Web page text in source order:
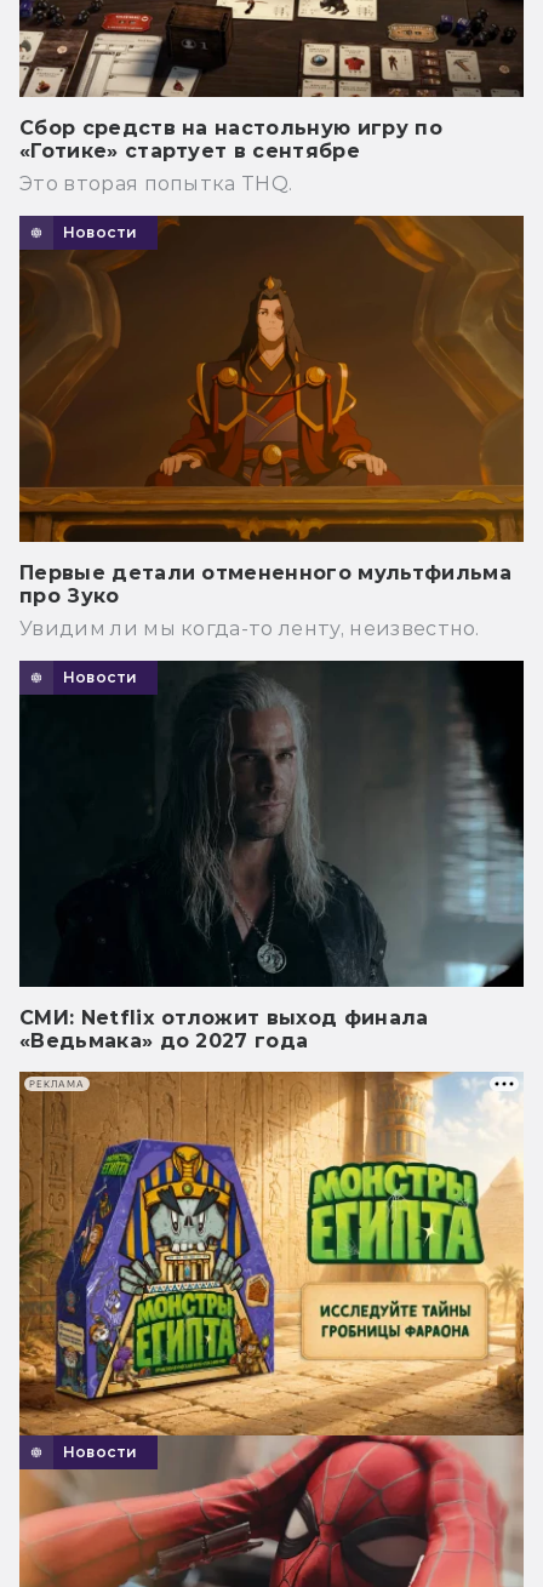
Сбор средств на настольную игру по
«Готике» стартует в сентябре
Это вторая попытка THQ.
Новости
Первые детали отмененного мультфильма
про Зуко
Увидим ли мы когда-то ленту, неизвестно.
Новости
СМИ: Netflix отложит выход финала
«Ведьмака» до 2027 года
Новости
РЕКЛАМА